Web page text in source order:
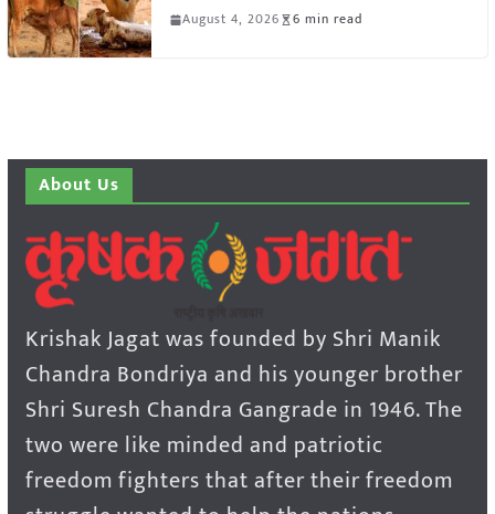
August 4, 2026 6 min read
About Us
Krishak Jagat was founded by Shri Manik
Chandra Bondriya and his younger brother
Shri Suresh Chandra Gangrade in 1946. The
two were like minded and patriotic
freedom fighters that after their freedom